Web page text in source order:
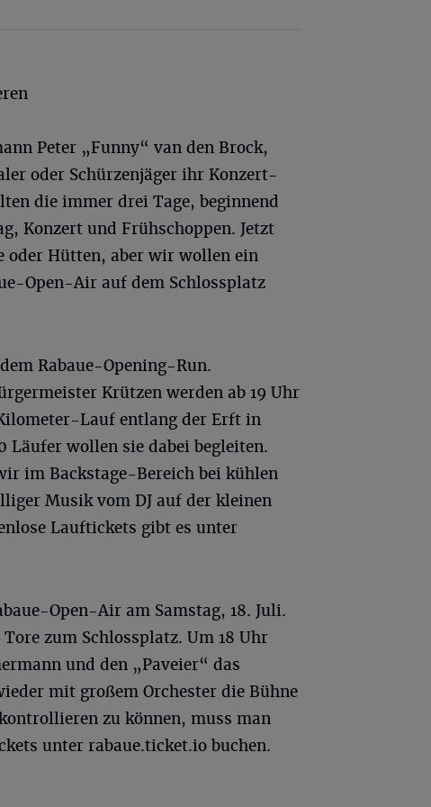
Peter „Funny“ van den Brock,
oder Schürzenjäger ihr Konzert-
die immer drei Tage, beginnend
Konzert und Frühschoppen. Jetzt
oder Hütten, aber wir wollen ein
Open-Air auf dem Schlossplatz
Rabaue-Opening-Run.
Krützen werden ab 19 Uhr
Lauf entlang der Erft in
Läufer wollen sie dabei begleiten.
im Backstage-Bereich bei kühlen
Musik vom DJ auf der kleinen
Lauftickets gibt es unter
Open-Air am Samstag, 18. Juli.
zum Schlossplatz. Um 18 Uhr
und den „Paveier“ das
mit großem Orchester die Bühne
zu können, muss man
unter rabaue.ticket.io buchen.